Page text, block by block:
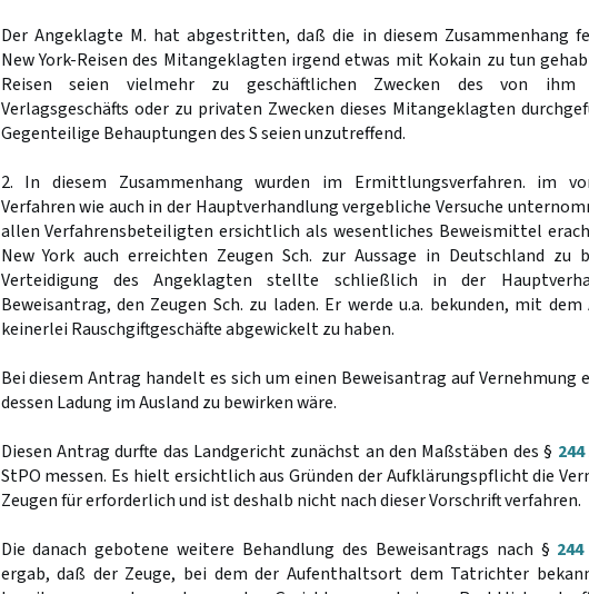
Der Angeklagte M. hat abgestritten, daß die in diesem Zusammenhang
New York-Reisen des Mitangeklagten irgend etwas mit Kokain zu tun
Reisen seien vielmehr zu geschäftlichen Zwecken des von ihm
Verlagsgeschäfts oder zu privaten Zwecken dieses Mitangeklagten
Gegenteilige Behauptungen des S seien unzutreffend.
2. In diesem Zusammenhang wurden im Ermittlungsverfahren. im
Verfahren wie auch in der Hauptverhandlung vergebliche Versuche
allen Verfahrensbeteiligten ersichtlich als wesentliches Beweismittel
New York auch erreichten Zeugen Sch. zur Aussage in Deutschland zu
Verteidigung des Angeklagten stellte schließlich in der
Beweisantrag, den Zeugen Sch. zu laden. Er werde u.a. bekunden, mit
keinerlei Rauschgiftgeschäfte abgewickelt zu haben.
Bei diesem Antrag handelt es sich um einen Beweisantrag auf Vernehmung
dessen Ladung im Ausland zu bewirken wäre.
Diesen Antrag durfte das Landgericht zunächst an den Maßstäben des § 244
StPO messen. Es hielt ersichtlich aus Gründen der Aufklärungspflicht die
Zeugen für erforderlich und ist deshalb nicht nach dieser Vorschrift verfahren.
Die danach gebotene weitere Behandlung des Beweisantrags nach § 244
ergab, daß der Zeuge, bei dem der Aufenthaltsort dem Tatrichter